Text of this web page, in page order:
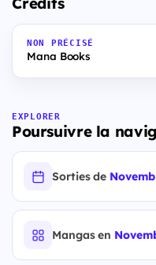
NON PRÉCISÉ
Mana Books
EXPLORER
Poursuivre la
Sorties de
Mangas en